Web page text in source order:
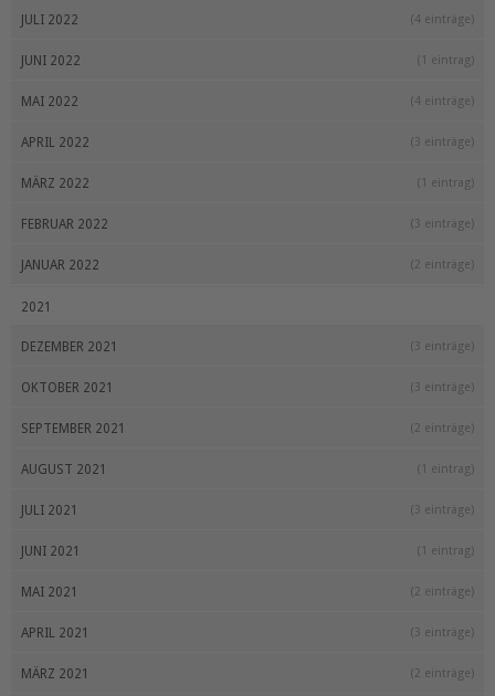
JULI 2022 (4 einträge)
JUNI 2022 (1 eintrag)
MAI 2022 (4 einträge)
APRIL 2022 (3 einträge)
MÄRZ 2022 (1 eintrag)
FEBRUAR 2022 (3 einträge)
JANUAR 2022 (2 einträge)
2021
DEZEMBER 2021 (3 einträge)
OKTOBER 2021 (3 einträge)
SEPTEMBER 2021 (2 einträge)
AUGUST 2021 (1 eintrag)
JULI 2021 (3 einträge)
JUNI 2021 (1 eintrag)
MAI 2021 (2 einträge)
APRIL 2021 (3 einträge)
MÄRZ 2021 (2 einträge)